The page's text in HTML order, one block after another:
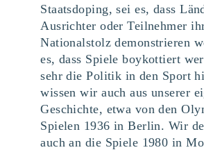
Staatsdoping, sei es, dass
Ausrichter oder Teilnehmer
Nationalstolz demonstrieren
es, dass Spiele boykottiert
sehr die Politik in den Sport
wissen wir auch aus unserer
Geschichte, etwa von den
Spielen 1936 in Berlin. Wir
auch an die Spiele 1980 in